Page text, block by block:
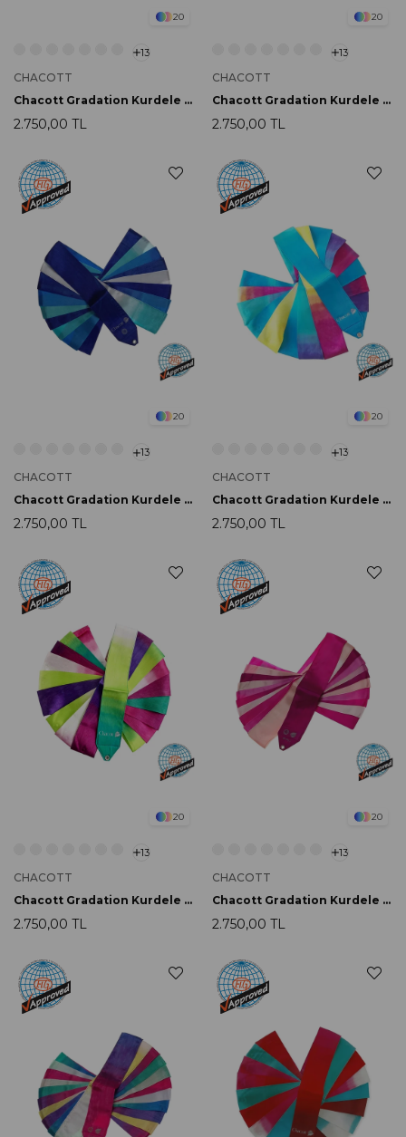
20
13
CHACOTT
Chacott Gradation Kurdele 6m 283 Orange FIG Onaylı
2.750,00 TL
20
13
CHACOTT
Chacott Gradation Kurdele 6m 722 Dream Blue FIG Onaylı
2.750,00 TL
20
13
CHACOTT
Chacott Gradation Kurdele 6m 725 Ocean Blue FIG Onaylı
2.750,00 TL
20
13
CHACOTT
Chacott Gradation Kurdele 6m 731 Aqua Green FIG Onaylı
2.750,00 TL
20
13
CHACOTT
Chacott Gradation Kurdele 6m 736 Green FIG Onaylı
2.750,00 TL
20
13
CHACOTT
Chacott Gradation Kurdele 6m 745 Rose Pink FIG Onaylı
2.750,00 TL